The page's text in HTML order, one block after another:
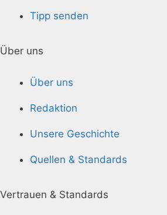
Tipp senden
Über uns
Über uns
Redaktion
Unsere Geschichte
Quellen & Standards
Vertrauen & Standards